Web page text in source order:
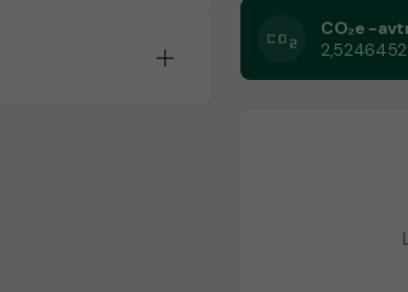
CO₂e -